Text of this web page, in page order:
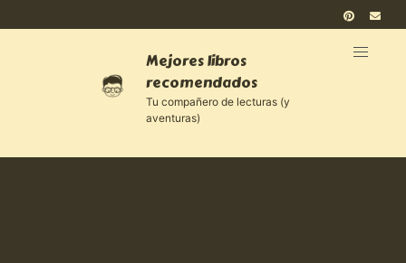
Mejores libros
recomendados
Tu compañero de lecturas (y
aventuras)